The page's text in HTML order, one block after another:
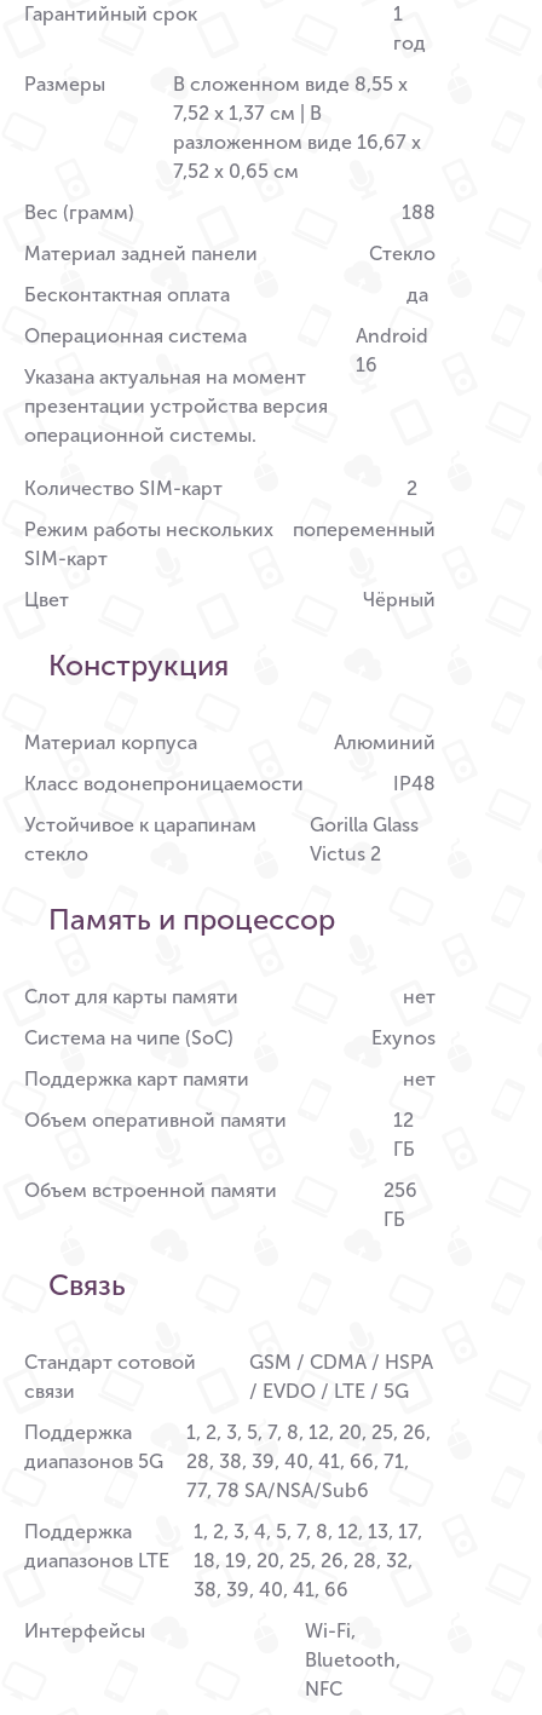
Гарантийный срок
1
год
Размеры
В сложенном виде 8,55 x
7,52 x 1,37 см | В
разложенном виде 16,67 x
7,52 x 0,65 см
Вес (грамм)
188
Материал задней панели
Стекло
Бесконтактная оплата
да
Операционная система
Указана актуальная на момент
презентации устройства версия
операционной системы.
Android
16
Количество SIM-карт
2
Режим работы нескольких
SIM-карт
попеременный
Цвет Чёрный
Конструкция
Материал корпуса
Алюминий
Класс водонепроницаемости
IP48
Устойчивое к царапинам
стекло
Gorilla Glass
Victus 2
Память и процессор
Слот для карты памяти
нет
Система на чипе (SoC)
Exynos
Поддержка карт памяти
нет
Объем оперативной памяти
12
ГБ
Объем встроенной памяти
256
ГБ
Связь
Стандарт сотовой
связи
GSM / CDMA / HSPA
/ EVDO / LTE / 5G
Поддержка
диапазонов 5G
1, 2, 3, 5, 7, 8, 12, 20, 25, 26,
28, 38, 39, 40, 41, 66, 71,
77, 78 SA/NSA/Sub6
Поддержка
диапазонов LTE
1, 2, 3, 4, 5, 7, 8, 12, 13, 17,
18, 19, 20, 25, 26, 28, 32,
38, 39, 40, 41, 66
Интерфейсы
Wi-Fi,
Bluetooth,
NFC